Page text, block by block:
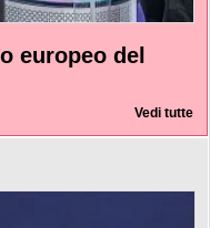
europeo del
Vedi tutte